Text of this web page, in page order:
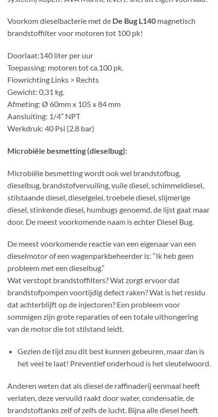
Voorkom dieselbacterie met de De Bug L140 magnetisch
brandstoffilter voor motoren tot 100 pk!
Doorlaat:140 liter per uur
Toepassing: motoren tot ca.100 pk.
Flowrichting Links > Rechts
Gewicht: 0,31 kg.
Afmeting: Ø 60mm x 105 x 84 mm
Aansluiting: 1/4” NPT
Werkdruk: 40 Psi (2.8 bar)
Microbiële besmetting (dieselbug):
Microbiële besmetting wordt ook wel brandstofbug,
dieselbug, brandstofvervuiling, vuile diesel, schimmeldiesel,
stilstaande diesel, dieselgelei, troebele diesel, slijmerige
diesel, stinkende diesel, humbugs genoemd, de lijst gaat maar
door. De meest voorkomende naam is echter Diesel Bug.
De meest voorkomende reactie van een eigenaar van een
dieselmotor of een wagenparkbeheerder is: “Ik heb geen
probleem met een dieselbug.”
Wat verstopt brandstoffilters? Wat zorgt ervoor dat
brandstofpompen voortijdig defect raken? Wat is het residu
dat achterblijft op de injectoren? Een probleem voor
sommigen zijn grote reparaties of een totale uithongering
van de motor die tot stilstand leidt.
Gezien de tijd zou dit best kunnen gebeuren, maar dan is
het veel te laat! Preventief onderhoud is het sleutelwoord.
Anderen weten dat als diesel de raffinaderij eenmaal heeft
verlaten, deze vervuild raakt door water, condensatie, de
brandstoftanks zelf of zelfs de lucht. Bijna alle diesel heeft